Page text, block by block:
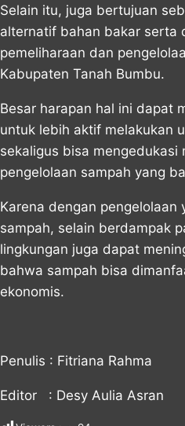
Selain itu, juga bertujuan
alternatif bahan bakar serta
pemeliharaan dan
Kabupaten Tanah Bumbu.
Besar harapan hal ini dapat
untuk lebih aktif melakukan
sekaligus bisa
pengelolaan sampah yang
Karena dengan pengelolaan
sampah, selain berdampak
lingkungan juga dapat
bahwa sampah bisa
ekonomis.
Penulis : Fitriana Rahma
Editor : Desy Aulia Asran